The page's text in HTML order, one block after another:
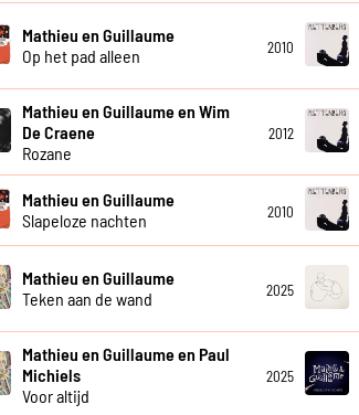
Mathieu en Guillaume
Op het pad alleen
2010
Mathieu en Guillaume en Wim
De Craene
Rozane
2012
Mathieu en Guillaume
Slapeloze nachten
2010
Mathieu en Guillaume
Teken aan de wand
2025
Mathieu en Guillaume en Paul
Michiels
Voor altijd
2025